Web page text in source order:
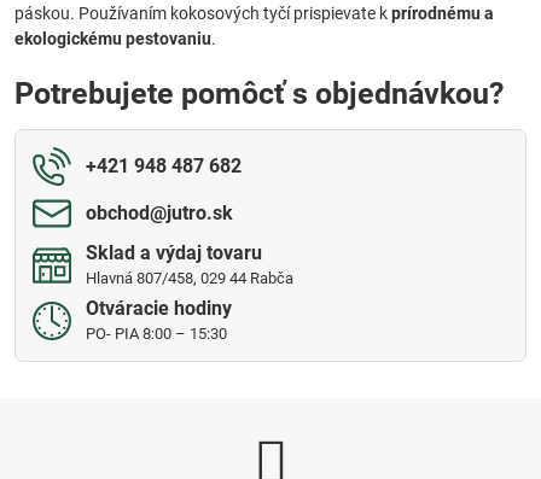
páskou. Používaním kokosových tyčí prispievate kprírodnému a
ekologickému pestovaniu.
Potrebujete pomôcť s objednávkou?
+421 948 487 682
obchod​@jutro​.sk
Sklad a výdaj tovaru
Hlavná 807/458, 029 44 Rabča
Otváracie hodiny
PO- PIA 8:00 – 15:30